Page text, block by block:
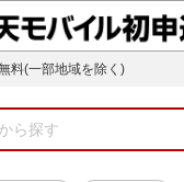
料(一部地域を除く)